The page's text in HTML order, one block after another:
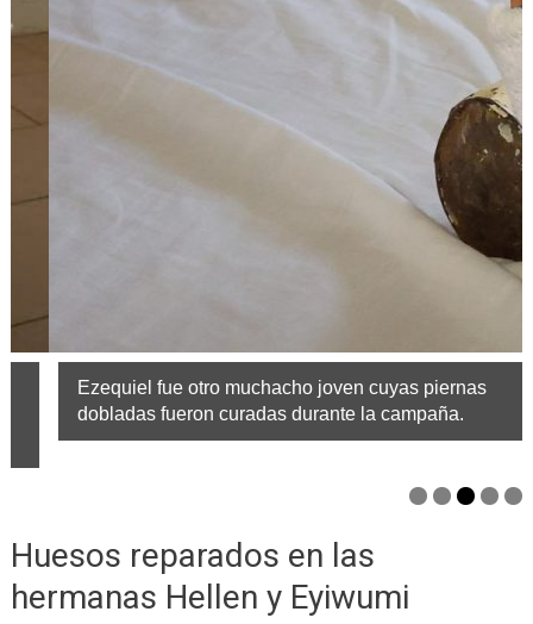
Ezequiel fue otro muchacho joven cuyas piernas
dobladas fueron curadas durante la campaña.
Huesos reparados en las
hermanas Hellen y Eyiwumi